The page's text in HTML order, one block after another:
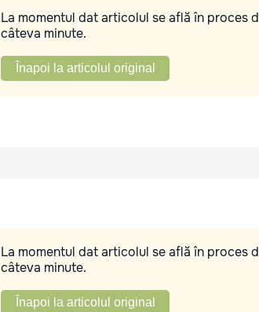
La momentul dat articolul se află în proces
câteva minute.
Înapoi la articolul original
La momentul dat articolul se află în proces
câteva minute.
Înapoi la articolul original